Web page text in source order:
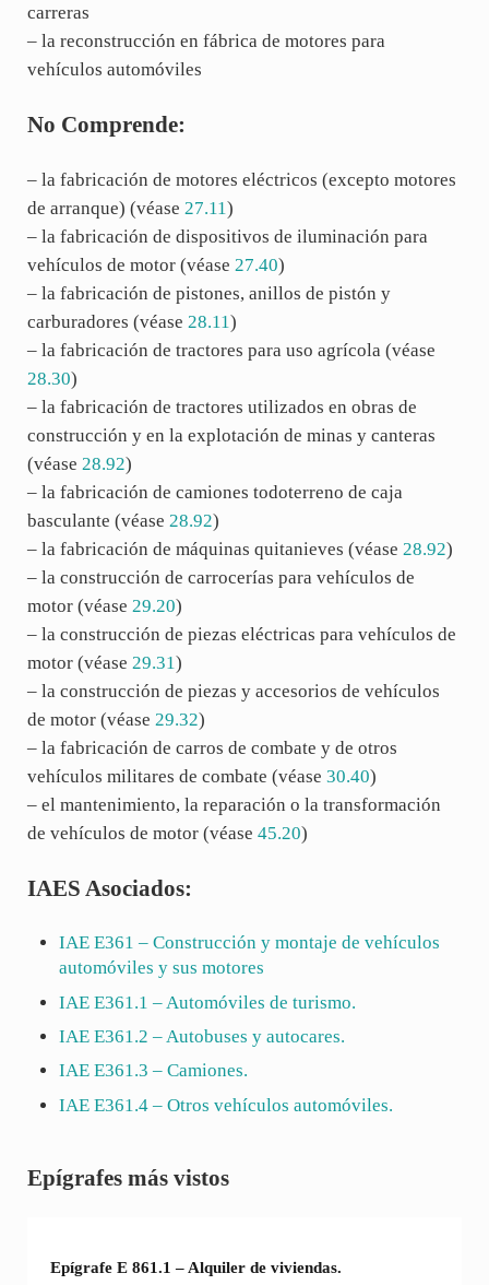
carreras
– la reconstrucción en fábrica de motores para
vehículos automóviles
No Comprende:
– la fabricación de motores eléctricos (excepto motores
de arranque) (véase 27.11)
– la fabricación de dispositivos de iluminación para
vehículos de motor (véase 27.40)
– la fabricación de pistones, anillos de pistón y
carburadores (véase 28.11)
– la fabricación de tractores para uso agrícola (véase
28.30)
– la fabricación de tractores utilizados en obras de
construcción y en la explotación de minas y canteras
(véase 28.92)
– la fabricación de camiones todoterreno de caja
basculante (véase 28.92)
– la fabricación de máquinas quitanieves (véase 28.92)
– la construcción de carrocerías para vehículos de
motor (véase 29.20)
– la construcción de piezas eléctricas para vehículos de
motor (véase 29.31)
– la construcción de piezas y accesorios de vehículos
de motor (véase 29.32)
– la fabricación de carros de combate y de otros
vehículos militares de combate (véase 30.40)
– el mantenimiento, la reparación o la transformación
de vehículos de motor (véase 45.20)
IAES Asociados:
IAEE361 – Construcción y montaje de vehículos
automóviles y sus motores
IAEE361.1 – Automóviles de turismo.
IAEE361.2 – Autobuses y autocares.
IAEE361.3 – Camiones.
IAEE361.4 – Otros vehículos automóviles.
Sidebar
Epígrafes más vistos
Epígrafe E 861.1 – Alquiler de viviendas.